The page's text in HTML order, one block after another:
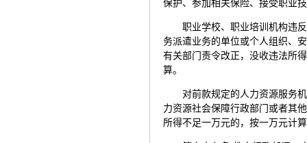
保护、参加相关保险、接受职业
职业学校、职业培训机构违
务派遣业务的单位或个人组织、
有关部门责令改正，没收违法所
算。
对前款规定的人力资源服务
力资源社会保障行政部门或者其
所得不足一万元的，按一万元计